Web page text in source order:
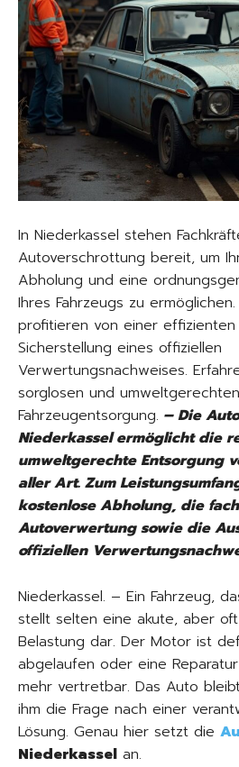
In Niederkassel stehen
Autoverschrottung bereit, um
Abholung und eine
Ihres Fahrzeugs zu
profitieren von einer
Sicherstellung eines offiziellen
Verwertungsnachweises.
sorglosen und
Fahrzeugentsorgung. – Die
Niederkassel ermöglicht die
umweltgerechte Entsorgung
aller Art. Zum
kostenlose Abholung, die
Autoverwertung sowie die
offiziellen
Niederkassel. – Ein Fahrzeug,
stellt selten eine akute, aber
Belastung dar. Der Motor ist
abgelaufen oder eine
mehr vertretbar. Das Auto
ihm die Frage nach einer
Lösung. Genau hier setzt die
Niederkassel an.